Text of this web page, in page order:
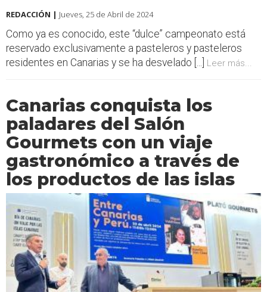
REDACCIÓN | Jueves, 25 de Abril de 2024
Como ya es conocido, este “dulce” campeonato está
reservado exclusivamente a pasteleros y pasteleros
residentes en Canarias y se ha desvelado [...]
Leer más...
Canarias conquista los
paladares del Salón
Gourmets con un viaje
gastronómico a través de
los productos de las islas